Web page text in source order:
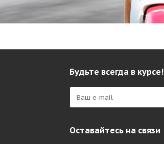
Будьте всегда в курсе!
Оставайтесь на связи